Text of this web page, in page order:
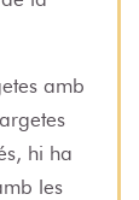
amb
hi ha
les